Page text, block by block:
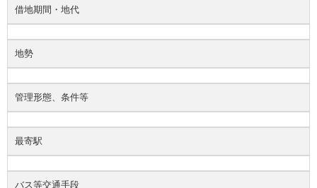
借地期間・地代
地勢
管理形態、条件等
最寄駅
バス等交通手段